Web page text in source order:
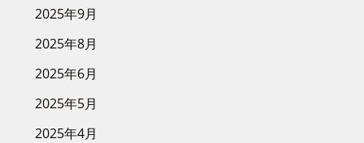
2025年9月
2025年8月
2025年6月
2025年5月
2025年4月